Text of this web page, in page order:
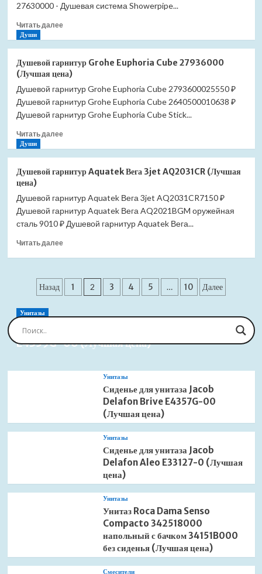
Showerpipe
1jet
с
термостатом
для
(Лучшая
цена)
27630000 - Душевая система Showerpipe...
Читать далееПрочитать
система
Hansgrohe
Croma
E
Showerpipe
1jet
с
термостатом
(Лучшая
Души
Душевой гарнитур Grohe Euphoria Cube 27936000
(Лучшая цена)
Душевой гарнитур Grohe Euphoria Cube 2793600025550 ₽
Душевой гарнитур Grohe Euphoria Cube 2640500010638 ₽
Душевой гарнитур Grohe Euphoria Cube Stick...
Читать далееПрочитать
гарнитур
Euphoria
Cube
27936000
цена)
Души
Душевой гарнитур Aquatek Вега 3jet AQ2031CR (Лучшая
цена)
Душевой гарнитур Aquatek Вега 3jet AQ2031CR7150 ₽
Душевой гарнитур Aquatek Вега AQ2021BGM оружейная
сталь 9010 ₽ Душевой гарнитур Aquatek Вега...
Читать далееПрочитать
гарнитур
Aquatek
3jet
(Лучшая
Пагинация
записей
Назад 1 2 3 4 5 … 10 Далее
Унитазы
Сиденье для унитаза Jacob Delafon Brive
E4359G-00 (Лучшая цена)
Унитазы
Сиденье для унитаза Jacob
Delafon Brive E4357G-00
(Лучшая цена)
Унитазы
Сиденье для унитаза Jacob
Delafon Aleo E33127-0 (Лучшая
цена)
Унитазы
Унитаз Roca Dama Senso
Compacto 342518000
напольный с бачком 34151B000
без сиденья (Лучшая цена)
Смесители